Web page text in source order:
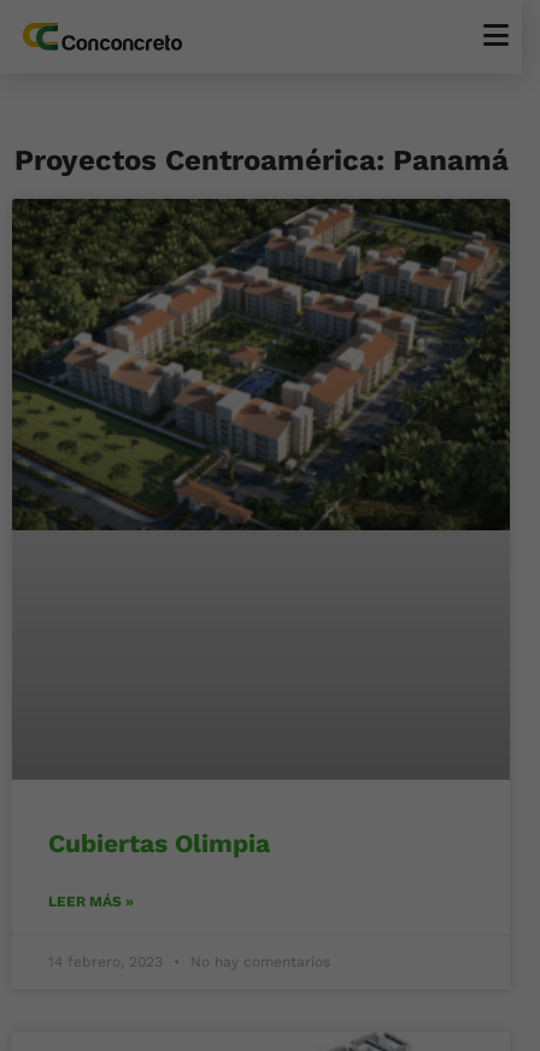
Proyectos Centroamérica: Panamá
Cubiertas Olimpia
LEER MÁS »
14 febrero, 2023 No hay comentarios